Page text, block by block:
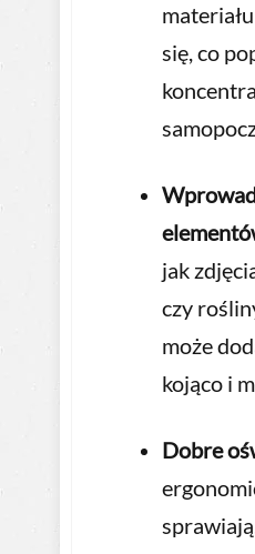
się, co
jak
czy
może
kojąco i
Dobre